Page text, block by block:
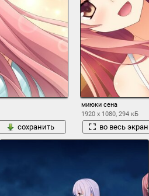
сохранить
миюки сена
1920 x 1080, 294 кБ
во весь экран